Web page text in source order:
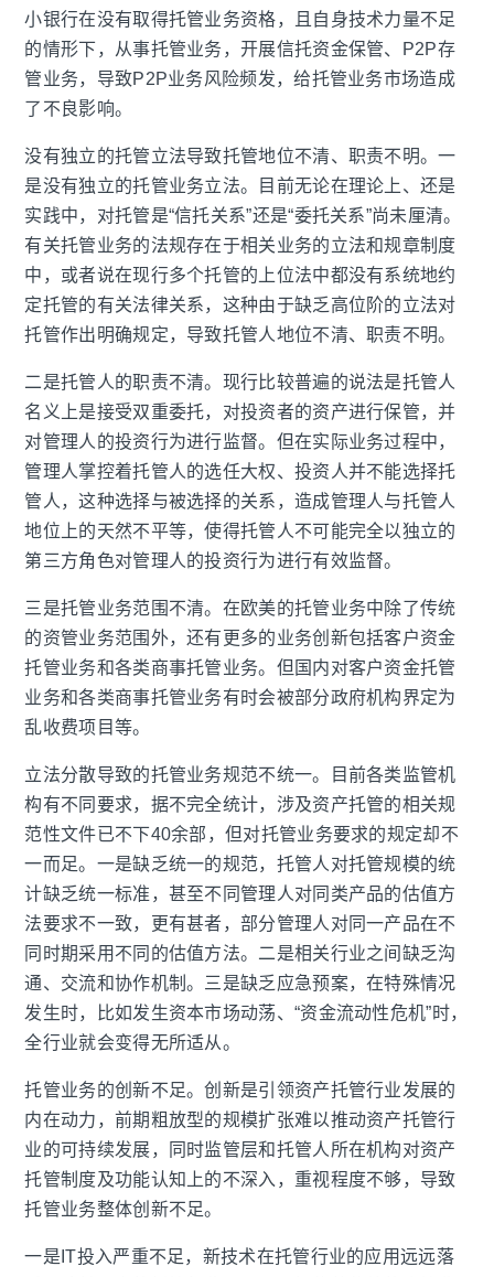
小银行在没有取得托管业务资格，且自身技术力量不足
的情形下，从事托管业务，开展信托资金保管、
P2P存
管业务，导致P2P业务风险频发，给托管业务市场造成
了不良影响。
没有独立的托管立法导致托管地位不清、职责不明。一
是没有独立的托管业务立法。目前无论在理论上、还是
实践中，对托管是“信托关系”还是“委托关系”尚未厘清。
有关托管业务的法规存在于相关业务的立法和规章制度
中，或者说在现行多个托管的上位法中都没有系统地约
定托管的有关法律关系，这种由于缺乏高位阶的立法对
托管作出明确规定，导致托管人地位不清、职责不明。
二是托管人的职责不清。现行比较普遍的说法是托管人
名义上是接受双重委托，对投资者的资产进行保管，并
对管理人的投资行为进行监督。但在实际业务过程中，
管理人掌控着托管人的选任大权、投资人并不能选择托
管人，这种选择与被选择的关系，造成管理人与托管人
地位上的天然不平等，使得托管人不可能完全以独立的
第三方角色对管理人的投资行为进行有效监督。
三是托管业务范围不清。在欧美的托管业务中除了传统
的资管业务范围外，还有更多的业务创新包括客户资金
托管业务和各类商事托管业务。但国内对客户资金托管
业务和各类商事托管业务有时会被部分政府机构界定为
乱收费项目等。
立法分散导致的托管业务规范不统一。目前各类监管机
构有不同要求，据不完全统计，涉及资产托管的相关规
范性文件已不下40余部，但对托管业务要求的规定却不
一而足。一是缺乏统一的规范，托管人对托管规模的统
计缺乏统一标准，甚至不同管理人对同类产品的估值方
法要求不一致，更有甚者，部分管理人对同一产品在不
同时期采用不同的估值方法。二是相关行业之间缺乏沟
通、交流和协作机制。三是缺乏应急预案，在特殊情况
发生时，比如发生资本市场动荡、“资金流动性危机”时，
全行业就会变得无所适从。
托管业务的创新不足。创新是引领资产托管行业发展的
内在动力，前期粗放型的规模扩张难以推动资产托管行
业的可持续发展，同时监管层和托管人所在机构对资产
托管制度及功能认知上的不深入，重视程度不够，导致
托管业务整体创新不足。
一是 IT投入严重不足，新技术在托管行业的应用远远落